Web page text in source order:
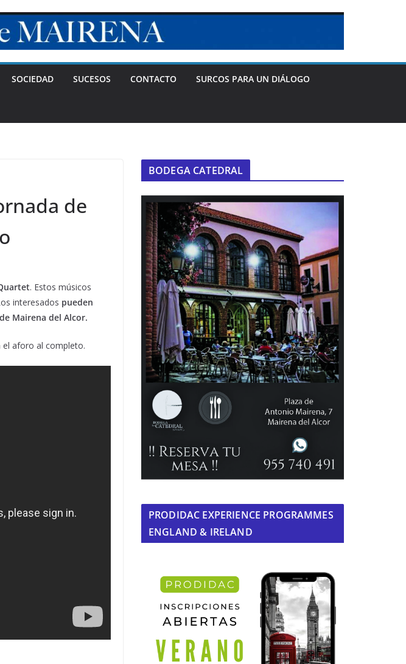
SOCIEDAD SUCESOS CONTACTO SURCOS PARA UN DIÁLOGO
de
. Estos músicos
interesados pueden
Mairena del Alcor.
el aforo al completo.
BODEGA CATEDRAL
PRODIDAC EXPERIENCE PROGRAMMES
ENGLAND & IRELAND